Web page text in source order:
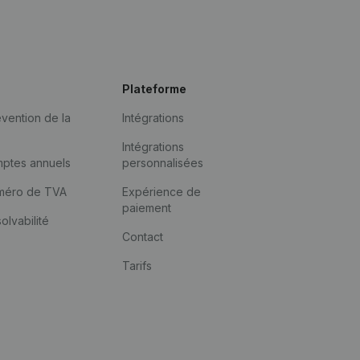
de la
annuels
de TVA
Plateforme
Intégrations
Intégrations
personnalisées
Expérience de
paiement
Contact
Tarifs